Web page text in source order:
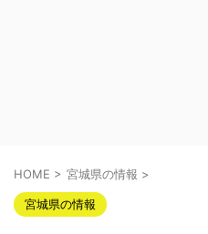
HOME > 宮城県の情報 >
宮城県の情報